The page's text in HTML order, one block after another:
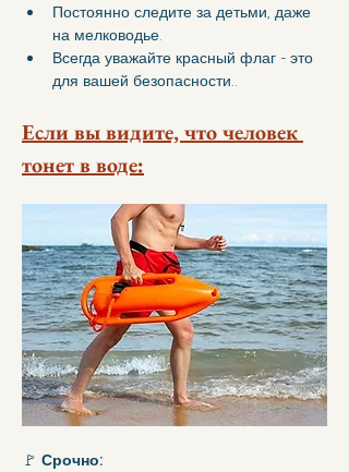
Постоянно следите за детьми, даже
на мелководье.
Всегда уважайте красный флаг - это
для вашей безопасности..
Если вы видите, что человек
тонет в воде:
🚩 Срочно: